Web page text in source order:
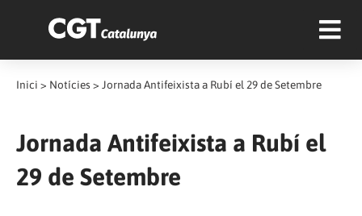
Inici > Notícies > Jornada Antifeixista a Rubí el 29 de Setembre
Jornada Antifeixista a Rubí el
29 de Setembre